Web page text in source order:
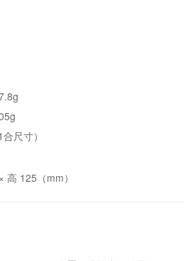
尺寸）
125（mm）